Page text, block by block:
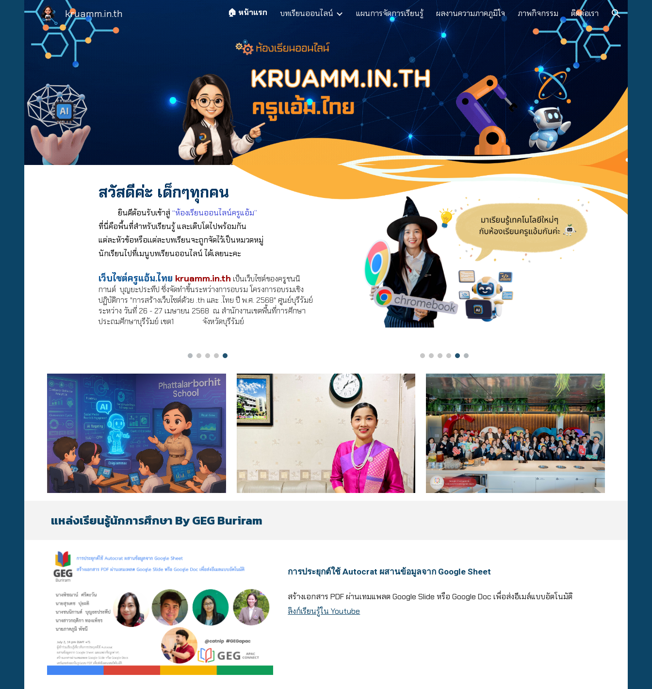
Skip to main content Skip to navigation
kruamm.in.th 🏠 หน้าแรก บทเรียนออนไลน์ แผนการจัดการเรียนรู้ ผลงานความภาคภูมิใจ ภาพกิจกรรม ติดต่อเรา
สวัสดีค่ะ เด็กๆทุกคน
ยินดีต้อนรับเข้าสู่“ห้องเรียนออนไลน์ครูแอ้ม”
ที่นี่คือพื้นที่สำหรับเรียนรู้ และเติบโตไปพร้อมกัน
แต่ละหัวข้อหรือเเต่ละบทเรียนจะถูกจัดไว้เป็นหมวดหมู่
นักเรียนไปที่เมนูบทเรียนออนไลน์ ได้เลยนะคะ
เว็บไซต์ครูแอ้ม.ไทย kruamm.in.th เป็นเว็บไซต์ของครูชนนิ
กานต์ บุญยะประทีป ซึ่งจัดทำขึ้นระหว่างการอบรม โครงการอบรมเชิง
ปฏิบัติการ "การสร้างเว็บไซต์ด้วย .th และ .ไทย ปี พ.ศ. 2568" ศูนย์บุรีรัมย์
ระหว่าง วันที่ 26 - 27 เมษายน 2568 ณ สำนักงานเขตพื้นที่การศึกษา
ประถมศึกษาบุรีรัมย์ เขต1 จังหวัดบุรีรัมย์
แหล่งเรียนรู้นักการศึกษา By GEG Buriram
การประยุกต์ใช้ Autocrat ผสานข้อมูลจาก Google Sheet
สร้างเอกสาร PDF ผ่านเทมแพลต Google Slide หรือ Google Doc เพื่อส่งอีเมล์แบบอัตโนมัติ
ลิงก์เรียนรู้ใน Youtube